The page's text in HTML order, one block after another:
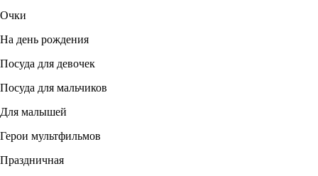
Очки
На день рождения
Посуда для девочек
Посуда для мальчиков
Для малышей
Герои мультфильмов
Праздничная